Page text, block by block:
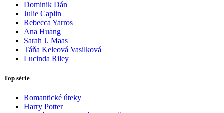
Dominik Dán
Julie Caplin
Rebecca Yarros
Ana Huang
Sarah J. Maas
Táňa Keleová Vasilková
Lucinda Riley
Top série
Romantické úteky
Harry Potter